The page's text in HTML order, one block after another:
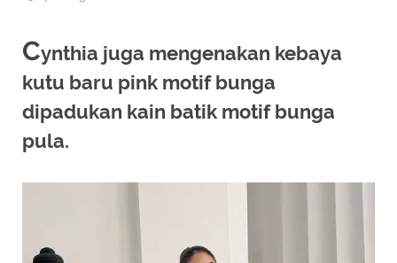
Cynthia juga mengenakan kebaya
kutu baru pink motif bunga
dipadukan kain batik motif bunga
pula.